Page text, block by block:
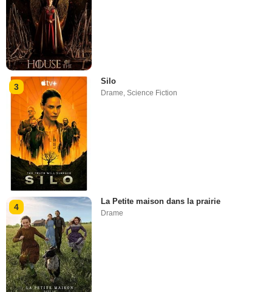
3
Silo
Drame,Science Fiction
4
La Petite maison dans la prairie
Drame